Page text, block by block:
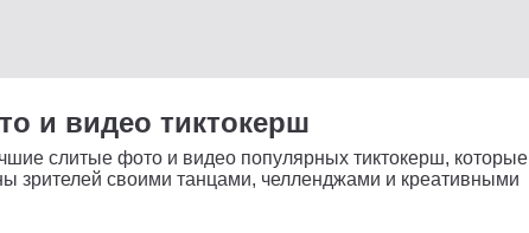
и видео тиктокерш
слитые фото и видео популярных тиктокерш, которые
зрителей своими танцами, челленджами и креативными